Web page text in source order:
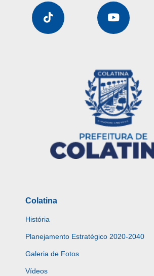
Colatina
História
Planejamento Estratégico 2020-2040
Galeria de Fotos
Vídeos